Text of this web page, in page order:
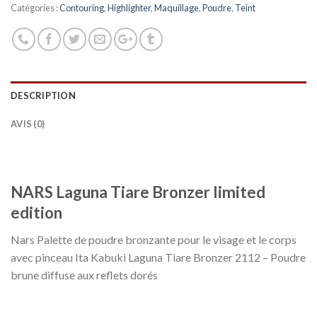
Catégories :Contouring,Highlighter,Maquillage,Poudre, Teint
DESCRIPTION
AVIS (0)
NARS Laguna Tiare Bronzer limited
edition
Nars Palette de poudre bronzante pour le visage et le corps
avec pinceau Ita Kabuki Laguna Tiare Bronzer 2112 – Poudre
brune diffuse aux reflets dorés